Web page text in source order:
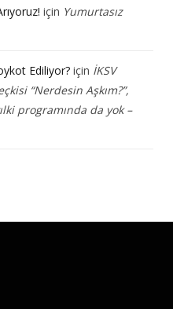
için Yumurtasız
Ediliyor? için İKSV
“Nerdesin Aşkım?”,
programında da yok –